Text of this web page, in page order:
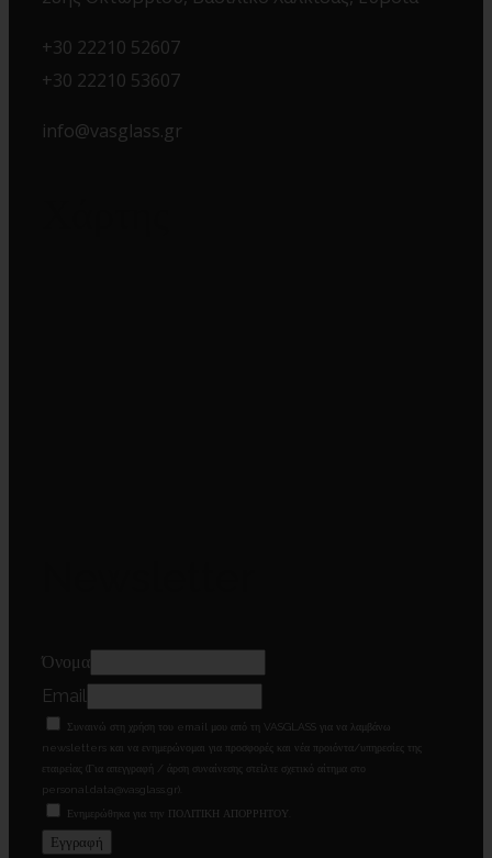
+30 22210 52607
+30 22210 53607
info@vasglass.gr
Όνομα
Email
Συναινώ στη χρήση του email μου από τη VASGLASS για να λαμβάνω
newsletters και να ενημερώνομαι για προσφορές και νέα προιόντα/υπηρεσίες της
εταιρείας (Για απεγγραφή / άρση συναίνεσης στείλτε σχετικό αίτημα στο
personal.data@vasglass.gr).
Ενημερώθηκα για την ΠΟΛΙΤΙΚΗ ΑΠΟΡΡΗΤΟΥ.